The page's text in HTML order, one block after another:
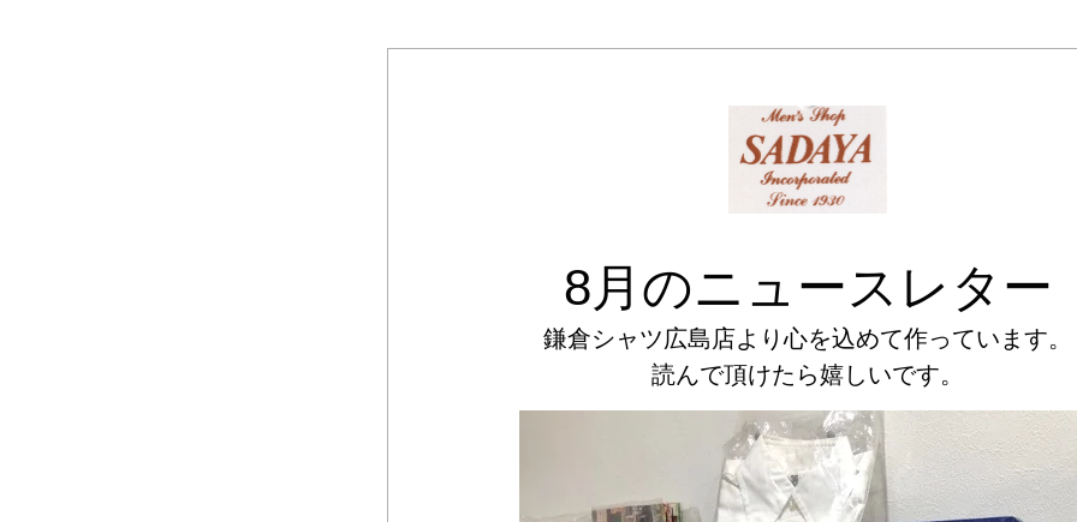
8月のニュースレター
鎌倉シャツ広島店より心を込めて作っています。
読んで頂けたら嬉しいです。